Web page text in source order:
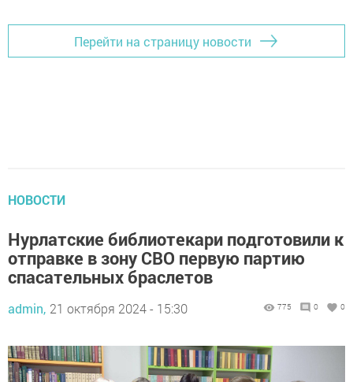
Перейти на страницу новости
НОВОСТИ
Нурлатские библиотекари подготовили к
отправке в зону СВО первую партию
спасательных браслетов
admin, 21 октября 2024 - 15:30 775 0 0